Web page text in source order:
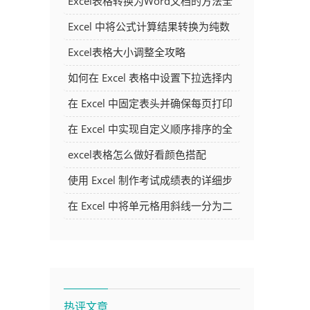
解析
Excel 中将公式计算结果转换为纯数
字的多种方法
Excel表格大小调整全攻略
如何在 Excel 表格中设置下拉选择内
容
在 Excel 中固定表头并确保每页打印
时都显示表头的方法详解
在 Excel 中实现自定义顺序排序的全
面指南
excel表格怎么做好看颜色搭配
使用 Excel 制作考试成绩表的详细步
骤及技巧
在 Excel 中将单元格用斜线一分为二
热评文章